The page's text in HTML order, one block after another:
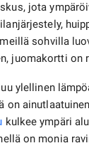
jota
sohvilla
juomakortti on
ylellinen
on
kulkee ympäri
on monia